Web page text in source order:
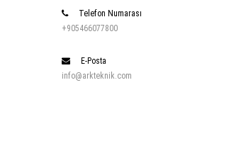
Telefon Numarası
+905466077800
E-Posta
info@arkteknik.com